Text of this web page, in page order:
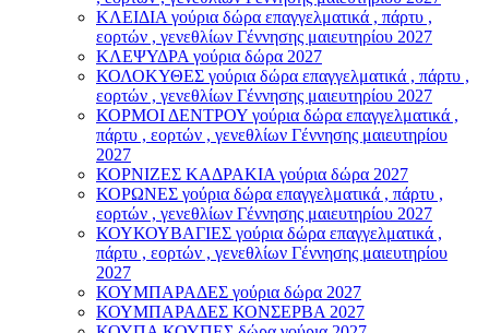
ΚΛΕΙΔΙΑ γούρια δώρα επαγγελματικά , πάρτυ ,
εορτών , γενεθλίων Γέννησης μαιευτηρίου 2027
ΚΛΕΨΥΔΡΑ γούρια δώρα 2027
ΚΟΛΟΚΥΘΕΣ γούρια δώρα επαγγελματικά , πάρτυ ,
εορτών , γενεθλίων Γέννησης μαιευτηρίου 2027
ΚΟΡΜΟΙ ΔΕΝΤΡΟΥ γούρια δώρα επαγγελματικά ,
πάρτυ , εορτών , γενεθλίων Γέννησης μαιευτηρίου
2027
ΚΟΡΝΙΖΕΣ ΚΑΔΡΑΚΙΑ γούρια δώρα 2027
ΚΟΡΩΝΕΣ γούρια δώρα επαγγελματικά , πάρτυ ,
εορτών , γενεθλίων Γέννησης μαιευτηρίου 2027
ΚΟΥΚΟΥΒΑΓΙΕΣ γούρια δώρα επαγγελματικά ,
πάρτυ , εορτών , γενεθλίων Γέννησης μαιευτηρίου
2027
ΚΟΥΜΠΑΡΑΔΕΣ γούρια δώρα 2027
ΚΟΥΜΠΑΡΑΔΕΣ ΚΟΝΣΕΡΒΑ 2027